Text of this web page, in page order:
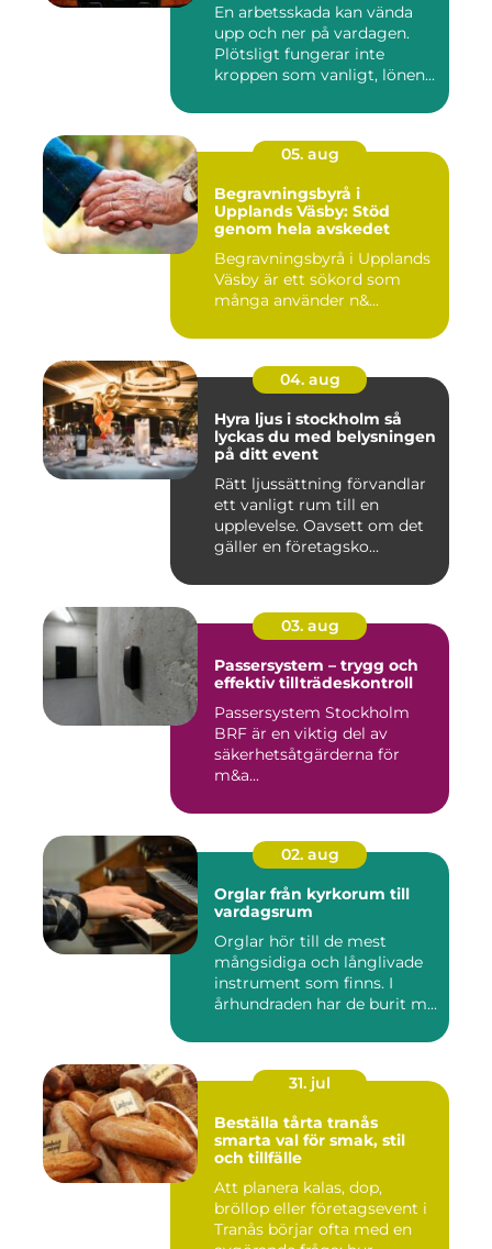
En arbetsskada kan vända
upp och ner på vardagen.
Plötsligt fungerar inte
kroppen som vanligt, lönen...
05. aug
Begravningsbyrå i
Upplands Väsby: Stöd
genom hela avskedet
Begravningsbyrå i Upplands
Väsby är ett sökord som
många använder n&...
04. aug
Hyra ljus i stockholm så
lyckas du med belysningen
på ditt event
Rätt ljussättning förvandlar
ett vanligt rum till en
upplevelse. Oavsett om det
gäller en företagsko...
03. aug
Passersystem – trygg och
effektiv tillträdeskontroll
Passersystem Stockholm
BRF är en viktig del av
säkerhetsåtgärderna för
m&a...
02. aug
Orglar från kyrkorum till
vardagsrum
Orglar hör till de mest
mångsidiga och långlivade
instrument som finns. I
århundraden har de burit m...
31. jul
Beställa tårta tranås
smarta val för smak, stil
och tillfälle
Att planera kalas, dop,
bröllop eller företagsevent i
Tranås börjar ofta med en